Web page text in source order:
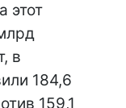
этот
в
184,6
159,1